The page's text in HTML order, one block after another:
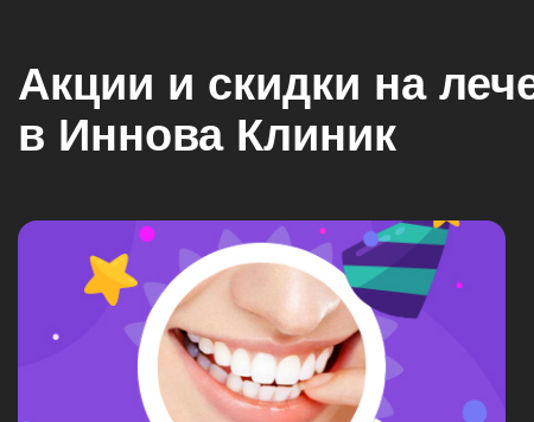
Акции и скидки на
в Иннова Клиник